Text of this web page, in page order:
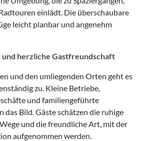
einlädt. Die überschaubare
leicht planbar und angenehm
und herzliche Gastfreundschaft
und den umliegenden Orten geht es
zu. Kleine Betriebe,
und familiengeführte
das Bild. Gäste schätzen die ruhige
und die freundliche Art, mit der
aufgenommen werden.